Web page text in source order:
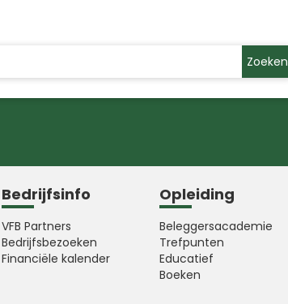
Zoeken
Bedrijfsinfo
VFB Partners
Bedrijfsbezoeken
Financiële kalender
Opleiding
Beleggersacademie
Trefpunten
Educatief
Boeken